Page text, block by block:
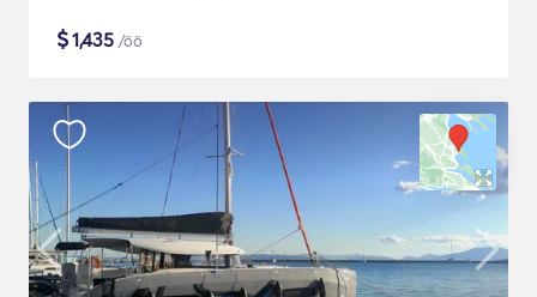
$1,435 /öö